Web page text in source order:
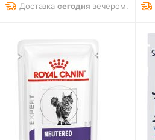
Доставкасегодня вечером.